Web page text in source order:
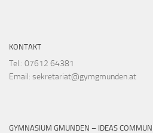
KONTAKT
Tel.: 07612 64381
Email: sekretariat@gymgmunden.at
GYMNASIUM GMUNDEN – IDEAS